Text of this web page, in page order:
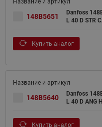
148B5651
Danfoss
L 40 D STR
Купить аналог
148B5640
Danfoss
L 40 D ANG
Купить аналог